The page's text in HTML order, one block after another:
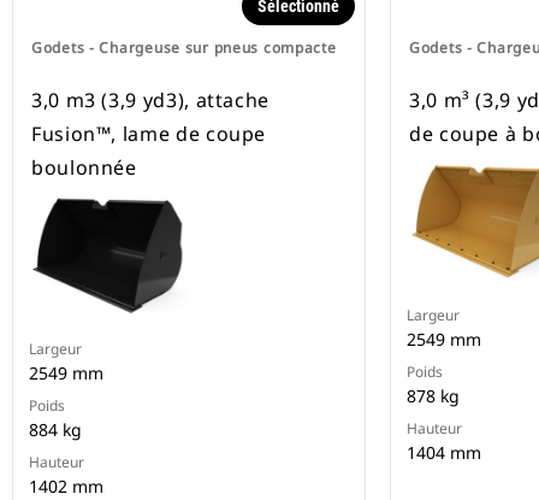
Godets - Chargeuse sur pneus compacte
Sélectionné
3,0 m3 (3,9 yd3), attache
Fusion™, lame de coupe
boulonnée
Largeur
2549 mm
Poids
884 kg
Hauteur
1402 mm
Godets -
3,0 m³ (3,9
de coupe à
Largeur
2549 mm
Poids
878 kg
Hauteur
1404 mm